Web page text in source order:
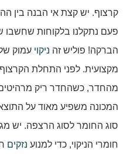
קרצוף. יש קצת אי הבנה בין
פעם נתקלנו בלקוחות שחשבו
הברקה! פוליש זה ניקוי עמוק
מקצועית. לפני התחלת
מהחדר, כשהחדר ריק מרהיטים,
המכונה משפיע מאוד על
סוג החומר לסוג הרצפה. יש
חומרי הניקוי, כדי למנוע נזקים